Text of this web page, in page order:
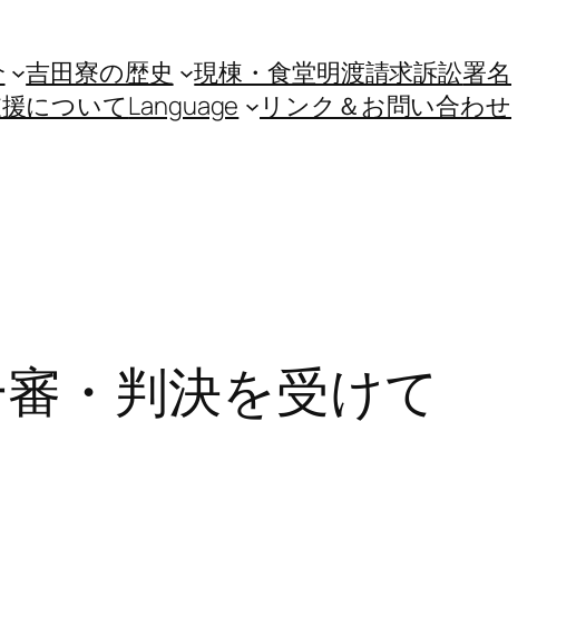
吉田寮の歴史 現棟・食堂明渡請求訴訟署名
についてLanguage リンク＆お問い合わせ
・判決を受けて